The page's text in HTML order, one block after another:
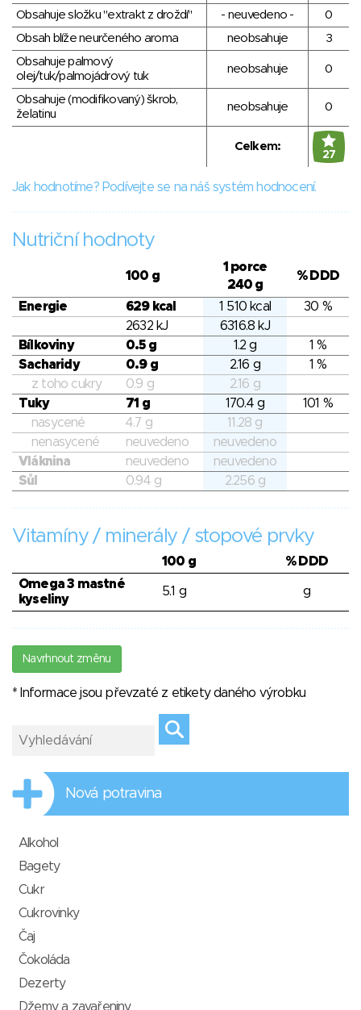
Obsahuje složku "extrakt z droždí"
- neuvedeno -
0
Obsah blíže neurčeného aroma
neobsahuje
3
Obsahuje palmový
olej/tuk/palmojádrový tuk
neobsahuje 0
Obsahuje (modifikovaný) škrob,
želatinu
neobsahuje 0
Celkem:
27
Jak hodnotíme? Podívejte se na náš systém hodnocení.
Nutriční hodnoty
100 g
1 porce
240 g
% DDD
Energie 629 kcal 1 510 kcal
30 %
2632 kJ
6316.8 kJ
Bílkoviny
0.5 g 1.2 g
1 %
Sacharidy
0.9 g 2.16 g
1 %
z toho cukry
0.9 g
2.16 g
Tuky
71 g 170.4 g
101 %
nasycené
4.7 g
11.28 g
nenasycené
neuvedeno
neuvedeno
Vláknina
neuvedeno
neuvedeno
Sůl
0.94 g 2.256 g
Vitamíny / minerály / stopové prvky
100 g
% DDD
Omega 3 mastné
kyseliny
5.1 g g
Navrhnout změnu
* Informace jsou převzaté z etikety daného výrobku
Nová potravina
Alkohol
Bagety
Cukr
Cukrovinky
Čaj
Čokoláda
Dezerty
Džemy a zavařeniny